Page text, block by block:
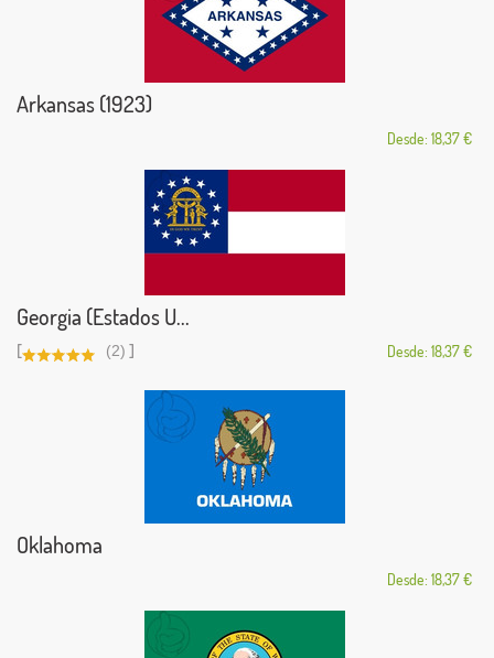
Arkansas (1923)
Desde: 18,37 €
Georgia (Estados U...
[ (2) ] Desde: 18,37 €
Oklahoma
Desde: 18,37 €